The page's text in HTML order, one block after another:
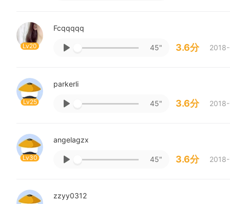
Lv20
Fcqqqqq
45" 3.6分
Lv25
parkerli
45" 3.6分
Lv30
angelagzx
45" 3.6分
zzyy0312